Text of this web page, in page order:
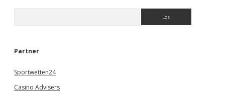
e
Partner
Sportwetten24
Casino Advisers